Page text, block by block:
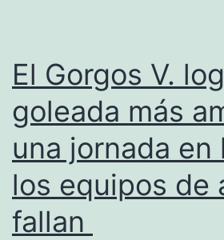
El Gorgos V.
goleada más
una jornada en
los equipos de
fallan